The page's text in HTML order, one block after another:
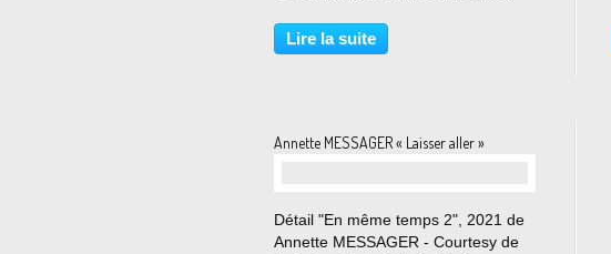
Lévy-Lasne présente sa deuxième
exposition à la galerie Les filles du
Lire la suite
Annette MESSAGER « Laisser aller »
Détail "En même temps 2", 2021 de
Annette MESSAGER - Courtesy de